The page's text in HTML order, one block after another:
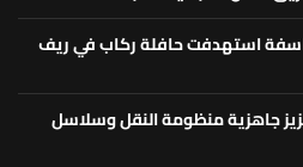
استهدفت حافلة ركاب في ريف
جاهزية منظومة النقل وسلاسل